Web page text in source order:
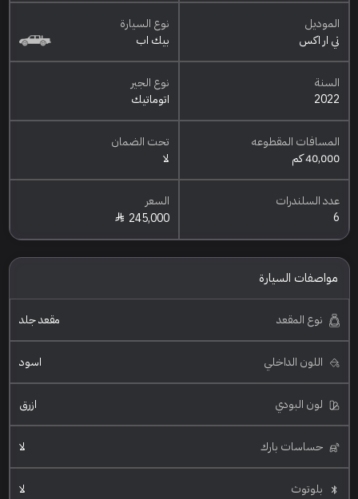
الموديل
تي ار اكس
نوع السيارة
بيك اب
السنة
2022
نوع الجير
اتوماتيك
المسافات المقطوعه
40,000 كم
تحت الضمان
لا
عدد السلندرات
6
السعر
245,000
مواصفات السيارة
نوع المقعد مقعد جلد
اللون الداخلي اسود
لون البودي ازرق
حساسات بارك لا
بلوتوث لا